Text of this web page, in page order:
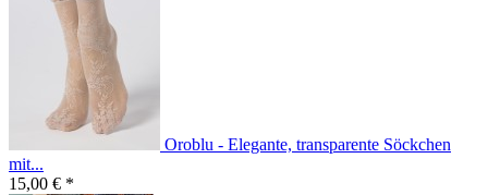
Oroblu - Elegante, transparente Söckchen
mit...
15,00 € *